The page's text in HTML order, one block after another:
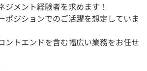
ジメント経験者を求めます！
ポジションでのご活躍を想定していま
ントエンドを含む幅広い業務をお任せ